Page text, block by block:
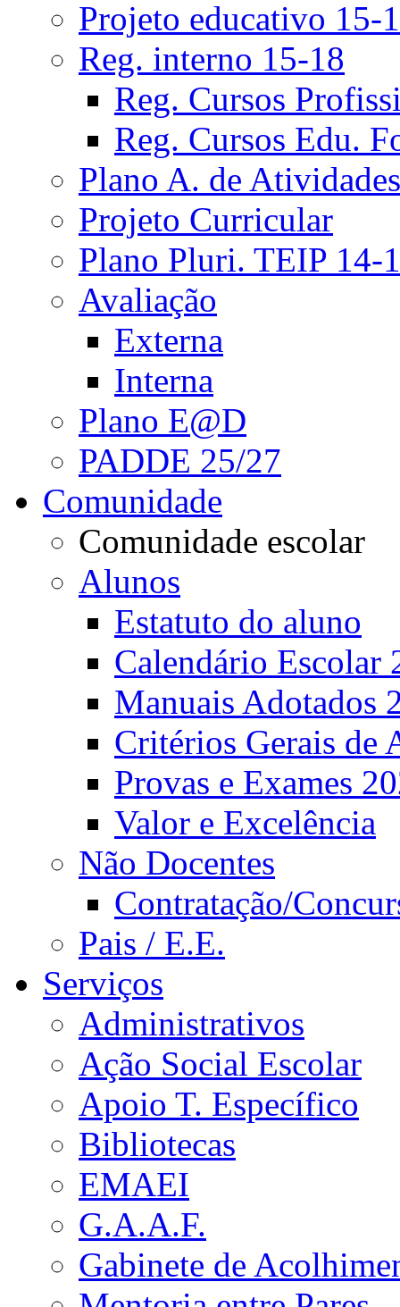
Projeto educativo 15-
Reg. interno 15-18
Reg. Cursos
Reg. Cursos Edu.
Plano A. de Atividades
Projeto Curricular
Plano Pluri. TEIP 14-
Avaliação
Externa
Interna
Plano E@D
PADDE 25/27
Comunidade
Comunidade escolar
Alunos
Estatuto do aluno
Calendário Escolar
Manuais Adotados
Critérios Gerais de
Provas e Exames
Valor e Excelência
Não Docentes
Contratação/
Pais / E.E.
Serviços
Administrativos
Ação Social Escolar
Apoio T. Específico
Bibliotecas
EMAEI
G.A.A.F.
Gabinete de